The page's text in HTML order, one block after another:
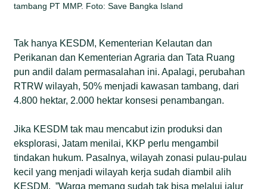
tambang PT MMP. Foto: Save Bangka Island
Tak hanya KESDM, Kementerian Kelautan dan
Perikanan dan Kementerian Agraria dan Tata Ruang
pun andil dalam permasalahan ini. Apalagi, perubahan
RTRW wilayah, 50% menjadi kawasan tambang, dari
4.800 hektar, 2.000 hektar konsesi penambangan.
Jika KESDM tak mau mencabut izin produksi dan
eksplorasi, Jatam menilai, KKP perlu mengambil
tindakan hukum. Pasalnya, wilayah zonasi pulau-pulau
kecil yang menjadi wilayah kerja sudah diambil alih
KESDM. ”Warga memang sudah tak bisa melalui jalur